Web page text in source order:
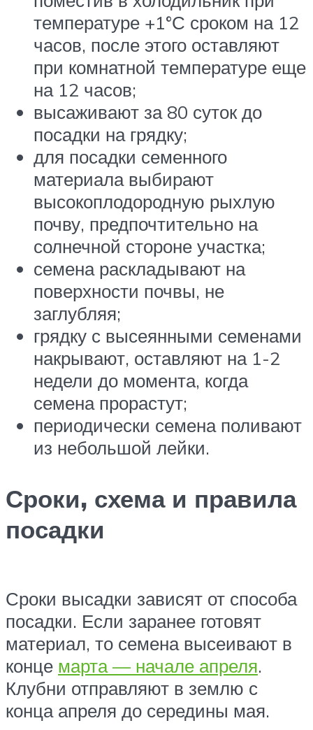
температуре +1°С сроком на 12
часов, после этого оставляют
при комнатной температуре еще
на 12 часов;
высаживают за 80 суток до
посадки на грядку;
для посадки семенного
материала выбирают
высокоплодородную рыхлую
почву, предпочтительно на
солнечной стороне участка;
семена раскладывают на
поверхности почвы, не
заглубляя;
грядку с высеянными семенами
накрывают, оставляют на 1-2
недели до момента, когда
семена прорастут;
периодически семена поливают
из небольшой лейки.
Сроки, схема и правила
посадки
Сроки высадки зависят от способа
посадки. Если заранее готовят
материал, то семена высеивают в
конце марта — начале апреля.
Клубни отправляют в землю с
конца апреля до середины мая.